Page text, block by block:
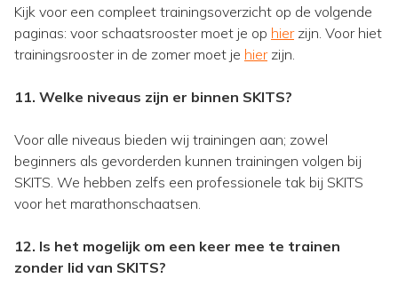
Kijk voor een compleet trainingsoverzicht op de volgende
paginas: voor schaatsrooster moet je op hierzijn. Voor hiet
trainingsrooster in de zomer moet je hierzijn.
11. Welke niveaus zijn er binnen SKITS?
Voor alle niveaus bieden wij trainingen aan; zowel
beginners als gevorderden kunnen trainingen volgen bij
SKITS. We hebben zelfs een professionele tak bij SKITS
voor het marathonschaatsen.
12. Is het mogelijk om een keer mee te trainen
zonder lid van SKITS?